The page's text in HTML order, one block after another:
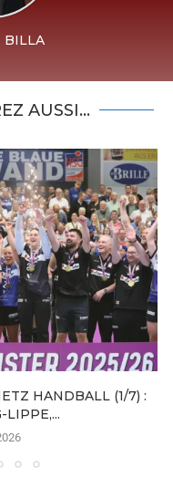
BILLA
AUSSI...
HANDBALL (1/7) :
LIPPE,...